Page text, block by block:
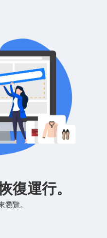
復運行。
瀏覽。